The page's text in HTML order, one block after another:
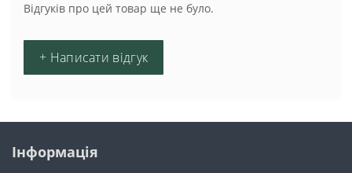
Відгуків про цей товар ще не було.
+ Написати відгук
Інформація